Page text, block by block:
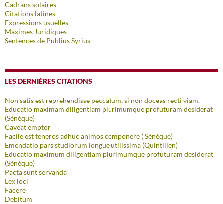
Cadrans solaires
Citations latines
Expressions usuelles
Maximes Juridiques
Sentences de Publius Syrius
LES DERNIÈRES CITATIONS
Non satis est reprehendisse peccatum, si non doceas recti viam.
Educatio maximam diligentiam plurimumque profuturam desiderat
(Sénèque)
Caveat emptor
Facile est teneros adhuc animos componere ( Sénèque)
Emendatio pars studiorum longue utilissima (Quintilien)
Educatio maximum diligentiam plurimumque profuturam desiderat
(Sénèque)
Pacta sunt servanda
Lex loci
Facere
Debitum